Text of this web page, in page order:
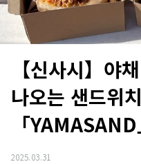
【신사시】야
나오는 샌드위
「YAMASAND
2025.03.31